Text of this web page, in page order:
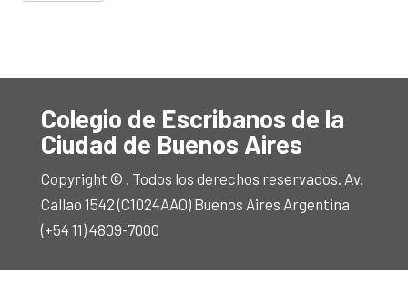
Colegio de Escribanos de la
Ciudad de Buenos Aires
Copyright © . Todos los derechos reservados. Av.
Callao 1542 (C1024AAO) Buenos Aires Argentina
(+54 11) 4809-7000